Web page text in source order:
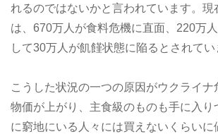
れるのではないかと言われています。現
は、670万人が食料危機に直面、220万
して30万人が飢饉状態に陥るとされてい
こうした状況の一つの原因がウクライナ
物価が上がり、主食級のものも手に入り
に窮地にいる人々には買えないくらいに